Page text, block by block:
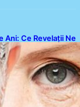
Ani: Ce Revelații Ne